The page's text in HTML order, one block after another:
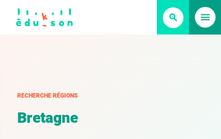
RECHERCHE RÉGIONS
Bretagne